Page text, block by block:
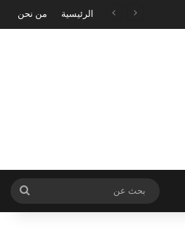
الرئيسية من نحن
بحث
عن